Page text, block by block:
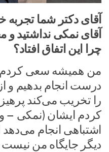
آقای دکتر شما تجربه
آقای نمکی نداشتید و
چرا این اتفاق افتاد؟
من همیشه سعی کردم
درست انجام بدهیم و
را تخریب می‌کند
کردم ایشان (نمکی –
اشتباهی انجام
دیگر جایگاه من نیست